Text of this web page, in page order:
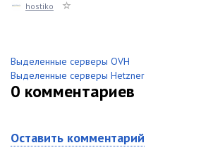
hostiko
Выделенные серверы OVH
Выделенные серверы Hetzner
0 комментариев
Оставить комментарий